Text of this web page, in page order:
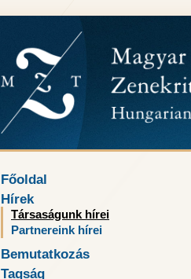
Főoldal
Hírek
Társaságunk hírei
Partnereink hírei
Bemutatkozás
Tagság